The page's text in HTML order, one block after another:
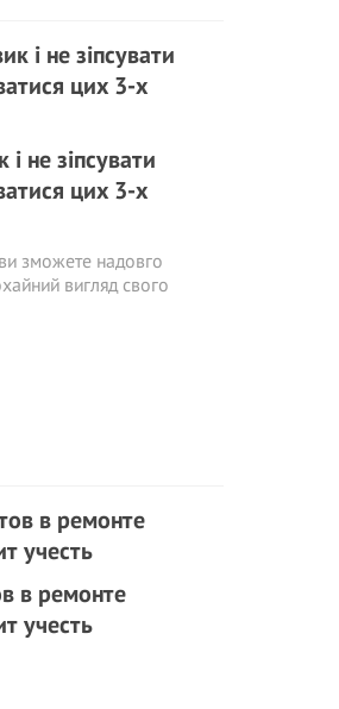
не зіпсувати
цих 3-х
зможете надовго
вигляд свого
в ремонте
учесть